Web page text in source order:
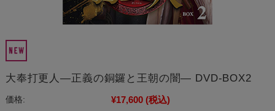
大奉打更人―正義の銅鑼と王朝の闇― DVD-BOX2
価格: ¥17,600 (税込)